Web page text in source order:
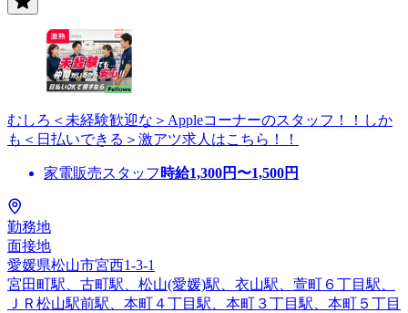
むしろ＜未経験歓迎な＞Appleコーナーのスタッフ！！しか
も＜日払いできる＞激アツ求人はこちら！！
家電販売スタッフ 時給1,300円〜1,500円
勤務地
面接地
愛媛県松山市宮西1-3-1
宮田町駅、古町駅、松山(愛媛)駅、衣山駅、萱町６丁目駅、
ＪＲ松山駅前駅、本町４丁目駅、本町３丁目駅、本町５丁目